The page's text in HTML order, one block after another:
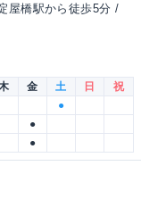
屋橋駅から徒歩5分 /
金 土 日
祝
●
●
●